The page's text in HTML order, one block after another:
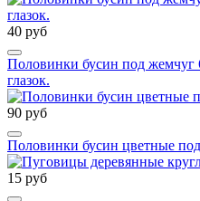
40 руб
Половинки бусин под жемчуг
глазок.
90 руб
Половинки бусин цветные
15 руб